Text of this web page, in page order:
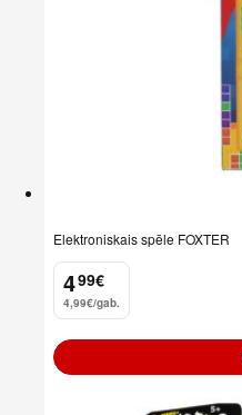
Elektroniskais spēle FOXTER
4
. 99€
4,99€/gab.